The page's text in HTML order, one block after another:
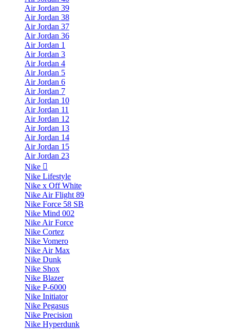
Air Jordan 39
Air Jordan 38
Air Jordan 37
Air Jordan 36
Air Jordan 1
Air Jordan 3
Air Jordan 4
Air Jordan 5
Air Jordan 6
Air Jordan 7
Air Jordan 10
Air Jordan 11
Air Jordan 12
Air Jordan 13
Air Jordan 14
Air Jordan 15
Air Jordan 23
Nike
Nike Lifestyle
Nike x Off White
Nike Air Flight 89
Nike Force 58 SB
Nike Mind 002
Nike Air Force
Nike Cortez
Nike Vomero
Nike Air Max
Nike Dunk
Nike Shox
Nike Blazer
Nike P-6000
Nike Initiator
Nike Pegasus
Nike Precision
Nike Hyperdunk